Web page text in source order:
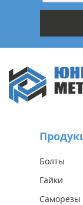
Болты
Гайки
Саморезы